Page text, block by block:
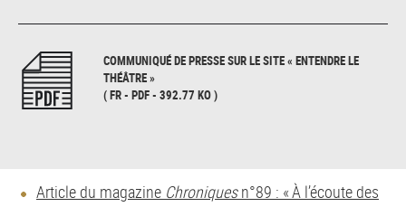
COMMUNIQUÉ DE PRESSE SUR LE SITE « ENTENDRE LE
THÉÂTRE »
( FR - PDF - 392.77 KO )
Article du magazine Chroniquesn°89 : « À l’écoute des